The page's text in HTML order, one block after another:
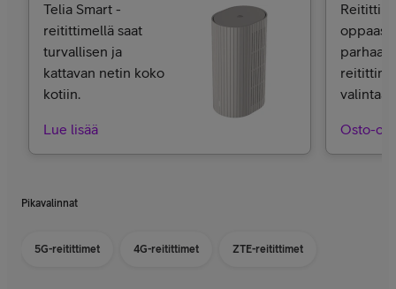
Telia Smart -
reitittimellä saat
turvallisen ja
kattavan netin koko
kotiin.
Lue lisää
parhaat
Osto-
Pikavalinnat
5G-reitittimet 4G-reitittimet ZTE-reitittimet